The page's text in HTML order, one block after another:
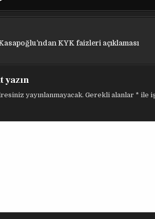
KYK faizleri açıklaması
yazın
yayınlanmayacak. Gerekli alanlar * ile